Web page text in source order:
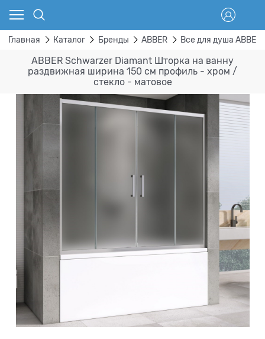
Главная Каталог Бренды ABBER Все для душа ABBER
ABBER Schwarzer Diamant Шторка на ванну
раздвижная ширина 150 см профиль - хром /
стекло - матовое